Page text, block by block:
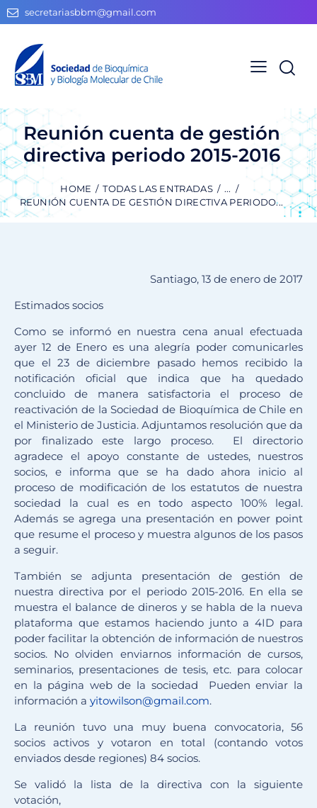
secretariasbbm@gmail.com
Reunión cuenta de gestión
directiva periodo 2015-2016
HOME TODAS LAS ENTRADAS
...
REUNIÓN CUENTA DE GESTIÓN DIRECTIVA PERIODO...
Santiago, 13 de enero de 2017
Estimados socios
Como se informó en nuestra cena anual efectuada
ayer 12 de Enero es una alegría poder comunicarles
que el 23 de diciembre pasado hemos recibido la
notificación oficial que indica que ha quedado
concluido de manera satisfactoria el proceso de
reactivación de la Sociedad de Bioquímica de Chile en
el Ministerio de Justicia. Adjuntamos resolución que da
por finalizado este largo proceso. El directorio
agradece el apoyo constante de ustedes, nuestros
socios, e informa que se ha dado ahora inicio al
proceso de modificación de los estatutos de nuestra
sociedad la cual es en todo aspecto 100% legal.
Además se agrega una presentación en power point
que resume el proceso y muestra algunos de los pasos
a seguir.
También se adjunta presentación de gestión de
nuestra directiva por el periodo 2015-2016. En ella se
muestra el balance de dineros y se habla de la nueva
plataforma que estamos haciendo junto a 4ID para
poder facilitar la obtención de información de nuestros
socios. No olviden enviarnos información de cursos,
seminarios, presentaciones de tesis, etc. para colocar
en la página web de la sociedad Pueden enviar la
información a yitowilson@gmail.com.
La reunión tuvo una muy buena convocatoria, 56
socios activos y votaron en total (contando votos
enviados desde regiones) 84 socios.
Se validó la lista de la directiva con la siguiente
votación,